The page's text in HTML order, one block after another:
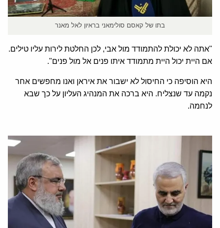
בתו של קאסם סולימאני בראיון לאל מאנר
"אתה לא יכולת להתמודד מול אבי, לכן החלטת לירות עליו טילים.
אם היית יכול היית מתמודד איתו פנים אל מול פנים".
היא הוסיפה כי החיסול לא ישבור את איראן ואנו מחפשים אחר
נקמה עד שנצליח. היא ברכה את המנהיג העליון על כך שבא
לנחמה.